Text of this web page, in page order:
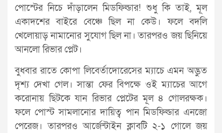
পোস্টের নিচে দাঁড়ালেন মিডফিল্ডার! শুধু কি তাই, মূল
একাদশের বাইরে বেঞ্চে ছিল না কেউ। ফলে বদলি
খেলোয়াড় নামানোর সুযোগ ছিল না। তারপরও জয় ছিনিয়ে
আনলো রিভার প্লেট।
বুধবার রাতে কোপা লিবের্তাদোরেসের ম্যাচে এমন অদ্ভুত
দৃশ্য দেখা গেল। সান্তা ফের বিপক্ষে ওই ম্যাচের আগে
করোনায় ছিটকে যান রিভার প্লেটের মূল ৪ গোলরক্ষক।
ফলে পোস্ট সামলানোর দায়িত্ব পান মিডফিল্ডার এনজো
পেরেজ। তারপরও আর্জেন্টাইন ক্লাবটি ২-১ গোলে জয়